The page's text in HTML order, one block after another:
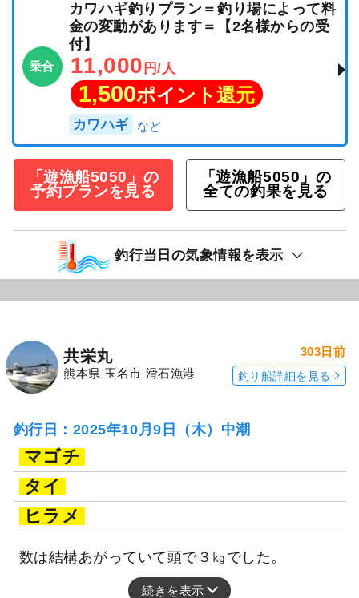
乗合
カワハギ釣りプラン＝釣り場によって料
金の変動があります＝【2名様からの受
付】
11,000 円/人
1,500ポイント還元
カワハギ
「遊漁船5050」の
予約プランを見る
「遊漁船5050」の
全ての釣果を見る
釣行当日の気象情報を表示
共栄丸
熊本県 玉名市 滑石漁港
303日前
釣り船詳細を見る
釣行日：2025年10月9日（木）中潮
マゴチ
タイ
ヒラメ
数は結構あがっていて頭で３㎏でした。
続きを表示